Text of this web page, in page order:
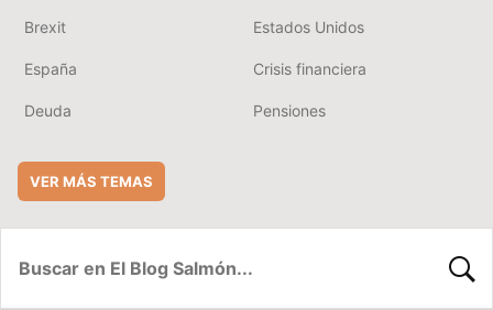
Brexit Estados Unidos
España Crisis financiera
Deuda Pensiones
VER MÁS TEMAS